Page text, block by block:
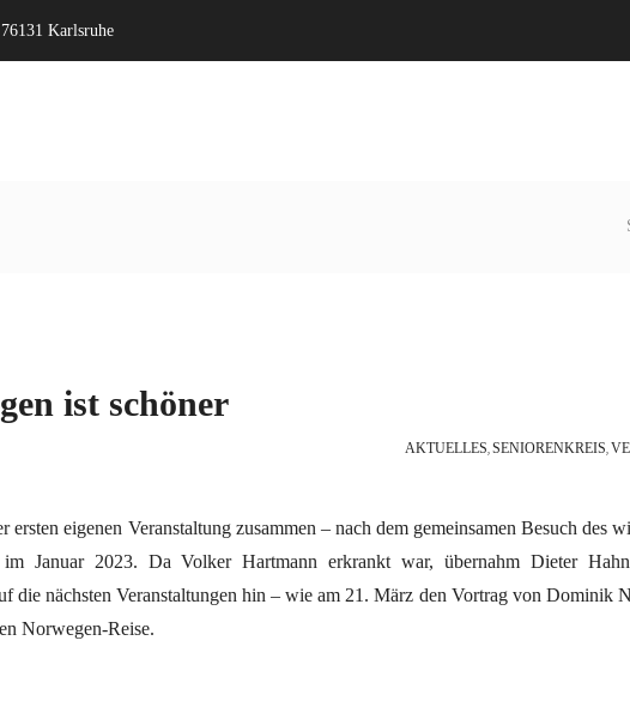
Karlsruhe
ist schöner
AKTUELLES, SENIORENKREIS,
eigenen Veranstaltung zusammen – nach dem gemeinsamen Besuch des
im Januar 2023. Da Volker Hartmann erkrankt war, übernahm Dieter
die nächsten Veranstaltungen hin – wie am 21. März den Vortrag von Dominik
Norwegen-Reise.